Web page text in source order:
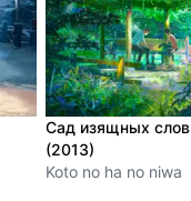
Сад изящных слов
(2013)
Koto no ha no niwa